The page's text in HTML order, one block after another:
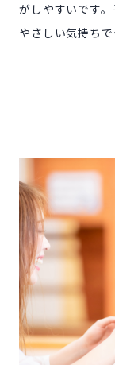
がしやすいです
やさしい気持ち